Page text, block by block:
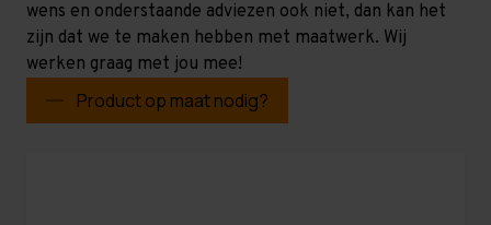
wens en onderstaande adviezen ook niet, dan kan het
zijn dat we te maken hebben met maatwerk. Wij
werken graag met jou mee!
Product op maat nodig?